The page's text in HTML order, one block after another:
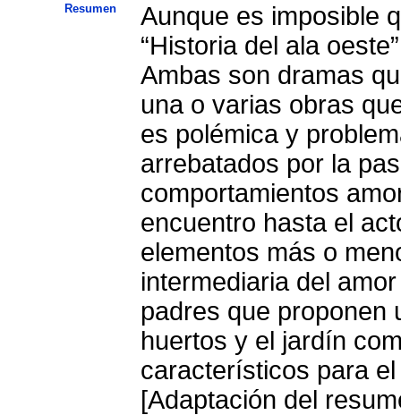
Resumen
Aunque es imposible
“Historia del ala
Ambas son dramas
una o varias obras
es polémica y
arrebatados por la
comportamientos
encuentro hasta el
elementos más o
intermediaria del
padres que proponen
huertos y el jardín
característicos para
[Adaptación del